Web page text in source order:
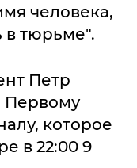
человека,
в тюрьме".
Петр
Первому
которое
в 22:00 9